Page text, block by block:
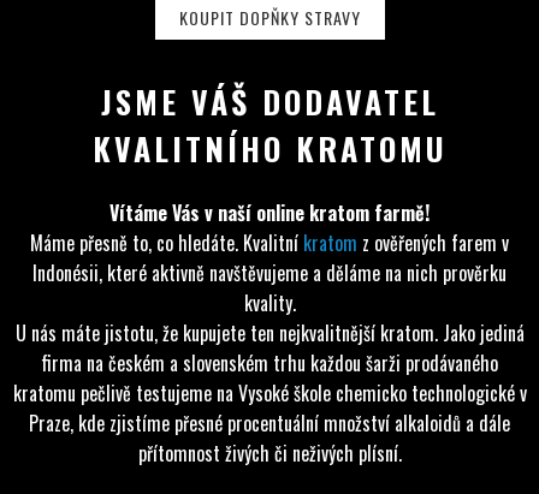
KOUPIT DOPŇKY STRAVY
JSME VÁŠ DODAVATEL
KVALITNÍHO KRATOMU
Vítáme Vás v naší online kratom farmě!
Máme přesně to, co hledáte. Kvalitní kratom z ověřených farem v
Indonésii, které aktivně navštěvujeme a děláme na nich prověrku
kvality.
U nás máte jistotu, že kupujete ten nejkvalitnější kratom. Jako jediná
firma na českém a slovenském trhu každou šarži prodávaného
kratomu pečlivě testujeme na Vysoké škole chemicko technologické v
Praze, kde zjistíme přesné procentuální množství alkaloidů a dále
přítomnost živých či neživých plísní.